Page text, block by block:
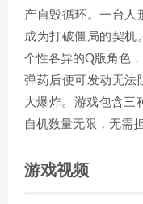
产自毁循环。一台人
成为打破僵局的契机
个性各异的Q版角色
弹药后便可发动无法
大爆炸。游戏包含三
自机数量无限，无需
游戏视频